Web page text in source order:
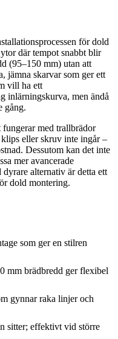
för dold
där tempot snabbt blir
(95–150 mm) utan att
jämna skarvar som ger ett
vill ha ett
inlärningskurva, men ändå
gång.
fungerar med trallbrädor
eller skruv inte ingår –
Dessutom kan det inte
mer avancerade
alternativ är detta ett
dold montering.
som ger en stilren
mm brädbredd ger flexibel
gynnar raka linjer och
sitter; effektivt vid större